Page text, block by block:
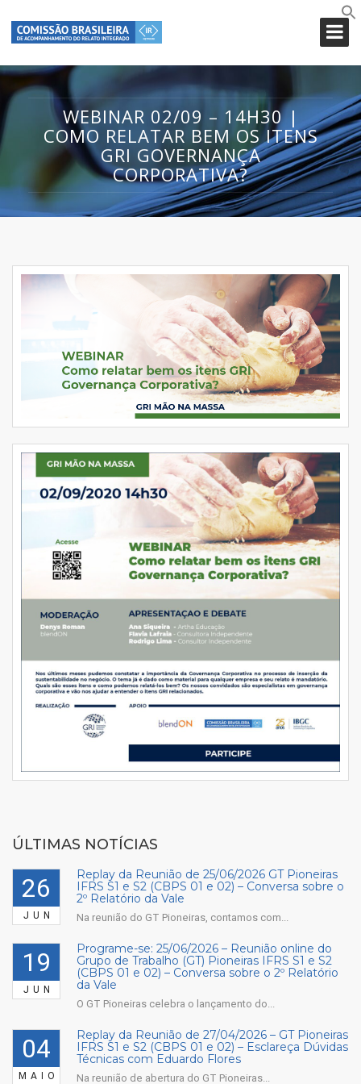
WEBINAR 02/09 – 14H30 |
COMO RELATAR BEM OS ITENS
GRI GOVERNANÇA
CORPORATIVA?
ÚLTIMAS NOTÍCIAS
26
JUN
Replay da Reunião de 25/06/2026 GT Pioneiras
IFRS S1 e S2 (CBPS 01 e 02) – Conversa sobre o
2º Relatório da Vale
Na reunião do GT Pioneiras, contamos com...
19
JUN
Programe-se: 25/06/2026 – Reunião online do
Grupo de Trabalho (GT) Pioneiras IFRS S1 e S2
(CBPS 01 e 02) – Conversa sobre o 2º Relatório
da Vale
O GT Pioneiras celebra o lançamento do...
04
MAIO
Replay da Reunião de 27/04/2026 – GT Pioneiras
IFRS S1 e S2 (CBPS 01 e 02) – Esclareça Dúvidas
Técnicas com Eduardo Flores
Na reunião de abertura do GT Pioneiras...